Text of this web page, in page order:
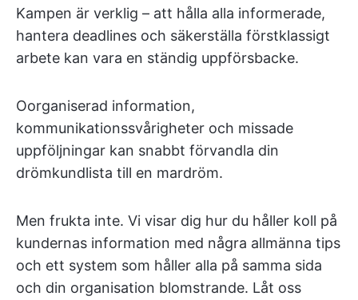
Kampen är verklig – att hålla alla informerade,
hantera deadlines och säkerställa förstklassigt
arbete kan vara en ständig uppförsbacke.
Oorganiserad information,
kommunikationssvårigheter och missade
uppföljningar kan snabbt förvandla din
drömkundlista till en mardröm.
Men frukta inte. Vi visar dig hur du håller koll på
kundernas information med några allmänna tips
och ett system som håller alla på samma sida
och din organisation blomstrande. Låt oss